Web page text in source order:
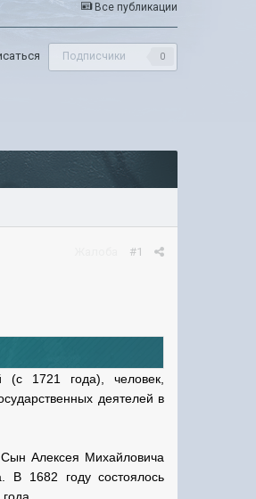
Все публикации
Подписчики 0
#1
(с 1721 года), человек,
деятелей в
Алексея Михайловича
В 1682 году состоялось